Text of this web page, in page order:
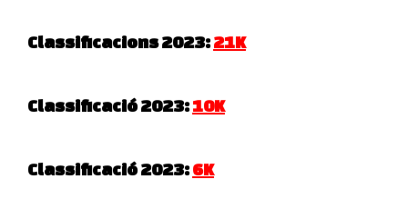
Classificacions 2023:21K
Classificació 2023:10K
Classificació 2023:6K